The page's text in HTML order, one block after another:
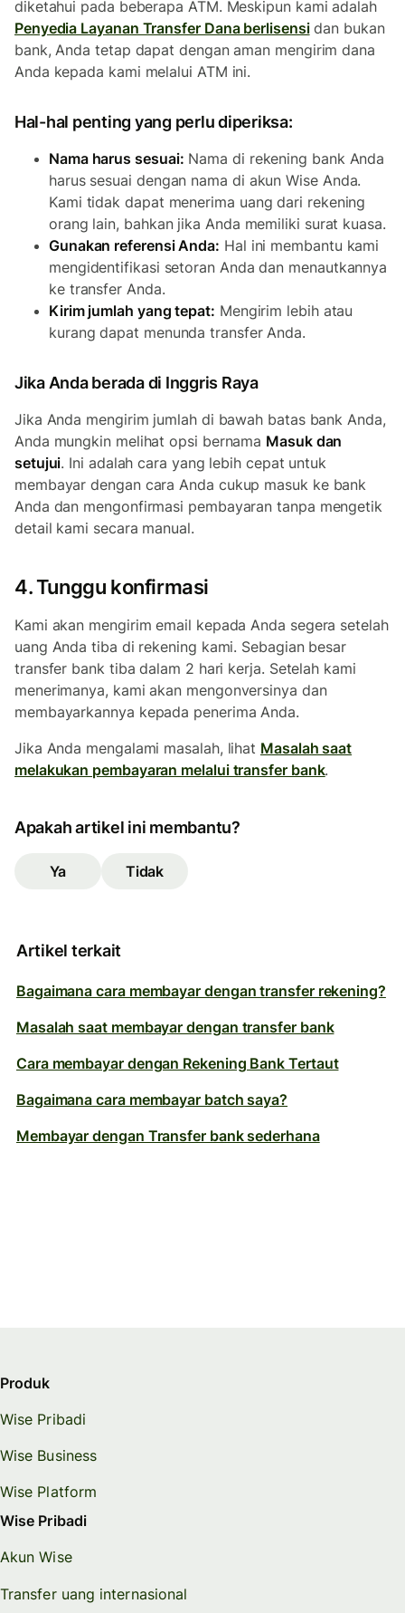
diketahui pada beberapa ATM. Meskipun kami adalah
Penyedia Layanan Transfer Dana berlisensidan bukan
bank, Anda tetap dapat dengan aman mengirim dana
Anda kepada kami melalui ATM ini.
Hal-hal penting yang perlu diperiksa:
Nama harus sesuai: Nama di rekening bank Anda
harus sesuai dengan nama di akun Wise Anda.
Kami tidak dapat menerima uang dari rekening
orang lain, bahkan jika Anda memiliki surat kuasa.
Gunakan referensi Anda: Hal ini membantu kami
mengidentifikasi setoran Anda dan menautkannya
ke transfer Anda.
Kirim jumlah yang tepat: Mengirim lebih atau
kurang dapat menunda transfer Anda.
Jika Anda berada di Inggris Raya
Jika Anda mengirim jumlah di bawah batas bank Anda,
Anda mungkin melihat opsi bernama Masuk dan
setujui. Ini adalah cara yang lebih cepat untuk
membayar dengan cara Anda cukup masuk ke bank
Anda dan mengonfirmasi pembayaran tanpa mengetik
detail kami secara manual.
4. Tunggu konfirmasi
Kami akan mengirim email kepada Anda segera setelah
uang Anda tiba di rekening kami. Sebagian besar
transfer bank tiba dalam 2 hari kerja. Setelah kami
menerimanya, kami akan mengonversinya dan
membayarkannya kepada penerima Anda.
Jika Anda mengalami masalah, lihat Masalah saat
melakukan pembayaran melalui transfer bank.
Apakah artikel ini membantu?
Ya Tidak
Artikel terkait
Bagaimana cara membayar dengan transfer rekening?
Masalah saat membayar dengan transfer bank
Cara membayar dengan Rekening Bank Tertaut
Bagaimana cara membayar batch saya?
Membayar dengan Transfer bank sederhana
Produk
Wise Pribadi
Wise Business
Wise Platform
Wise Pribadi
Akun Wise
Transfer uang internasional